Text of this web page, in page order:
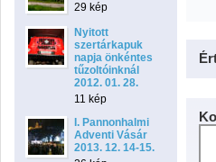
29 kép
Nyitott
szertárkapuk
napja önkéntes
tűzoltóinknál
2012. 01. 28.
11 kép
I. Pannonhalmi
Adventi Vásár
2013. 12. 14-15.